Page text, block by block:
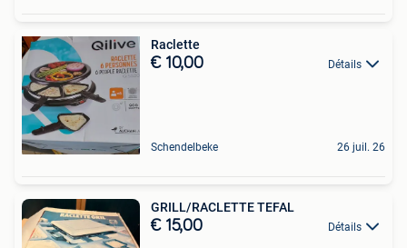
Raclette
€ 10,00 Détails
Schendelbeke 26 juil. 26
GRILL/RACLETTE TEFAL
€ 15,00 Détails